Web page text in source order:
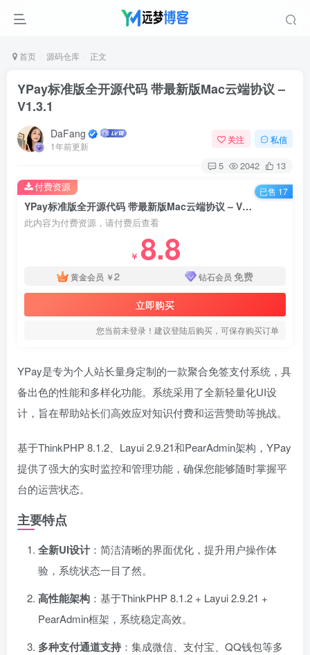
首页 源码仓库 正文
YPay标准版全开源代码 带最新版Mac云端协议 –
V1.3.1
DaFang
1年前更新
关注 私信
5 2042 13
YPay标准版全开源代码 带最新版Mac云端协议 – V1.3.1
此内容为付费资源，请付费后查看
￥ 8.8
黄金会员 ￥2 钻石会员 免费
立即购买
您当前未登录！建议登陆后购买，可保存购买订单
付费资源 已售 17
YPay是专为个人站长量身定制的一款聚合免签支付系统，具
备出色的性能和多样化功能。系统采用了全新轻量化UI设
计，旨在帮助站长们高效应对知识付费和运营赞助等挑战。
基于ThinkPHP 8.1.2、Layui 2.9.21和PearAdmin架构，YPay
提供了强大的实时监控和管理功能，确保您能够随时掌握平
台的运营状态。
主要特点
全新UI设计：简洁清晰的界面优化，提升用户操作体
验，系统状态一目了然。
高性能架构 ：基于ThinkPHP 8.1.2 + Layui 2.9.21 +
PearAdmin框架，系统稳定高效。
多种支付通道支持：集成微信、支付宝、QQ钱包等多